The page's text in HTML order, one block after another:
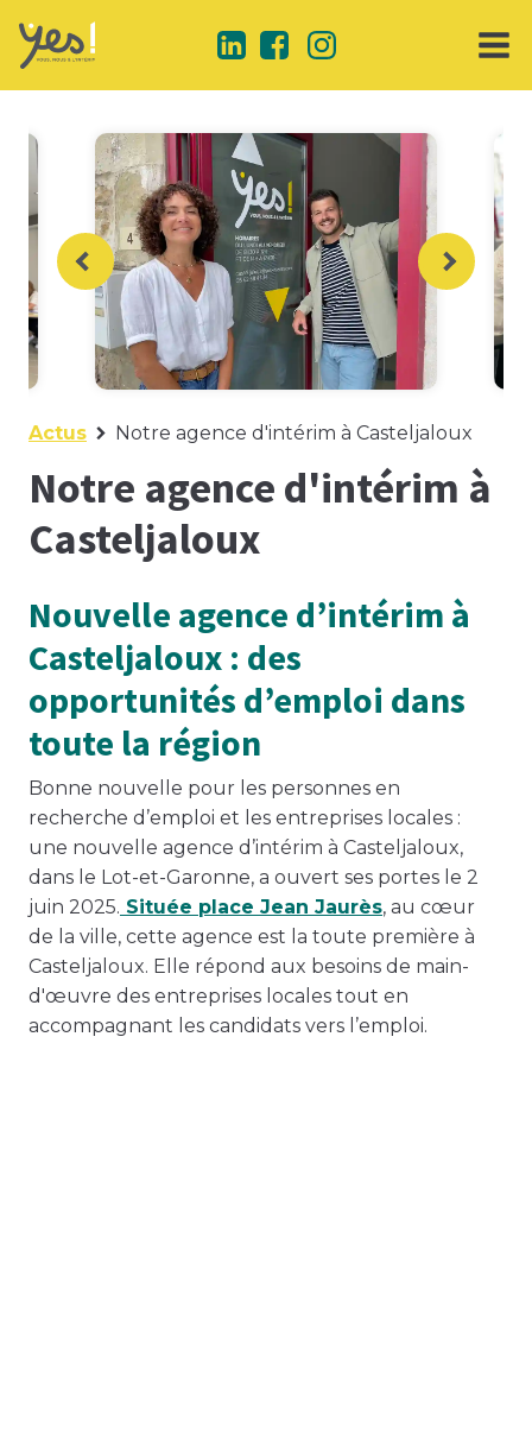
Actus Notre agence d'intérim à Casteljaloux
Notre agence d'intérim à
Casteljaloux
Nouvelle agence d’intérim à
Casteljaloux : des
opportunités d’emploi dans
toute la région
Bonne nouvelle pour les personnes en
recherche d’emploi et les entreprises locales :
une nouvelle agence d’intérim à Casteljaloux,
dans le Lot-et-Garonne, a ouvert ses portes le 2
juin 2025. Située place Jean Jaurès, au cœur
de la ville, cette agence est la toute première à
Casteljaloux. Elle répond aux besoins de main-
d'œuvre des entreprises locales tout en
accompagnant les candidats vers l’emploi.